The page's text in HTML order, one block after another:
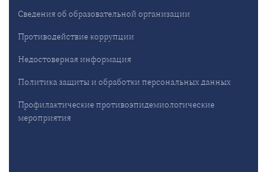
Сведения об образовательной организации
Противодействие коррупции
Недостоверная информация
Политика защиты и обработки персональных данных
Профилактические противоэпидемиологические
мероприятия